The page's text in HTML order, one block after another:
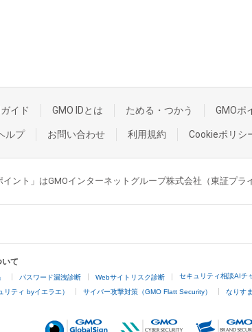
イド GMO IDとは ためる・つかう GMOポ
ルプ お問い合わせ 利用規約 Cookieポリシ
イント」はGMOインターネットグループ株式会社（東証プラ
て
パスワード漏洩診断 Webサイトリスク診断 セキュリティ相談AIチ
ティ byイエラエ） サイバー攻撃対策（GMO Flatt Security） なりす